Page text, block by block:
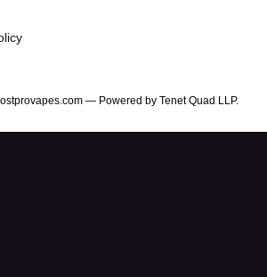
— Powered by Tenet Quad LLP.